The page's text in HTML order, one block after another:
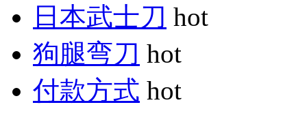
日本武士刀 hot
狗腿弯刀 hot
付款方式 hot